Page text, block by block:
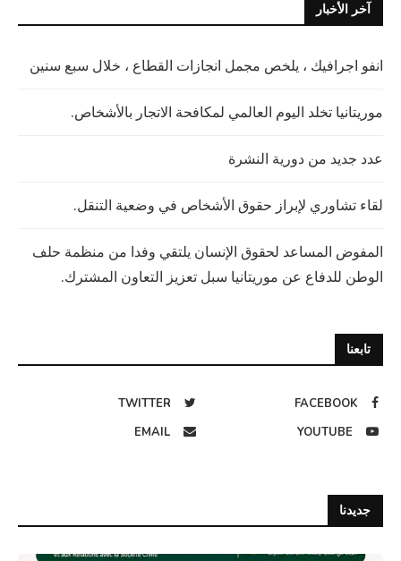
آخر الأخبار
انفو اجرافيك ، يلخص مجمل انجازات القطاع ، خلال سبع سنين
موريتانيا تخلد اليوم العالمي لمكافحة الاتجار بالأشخاص.
عدد جديد من دورية النشرة
لقاء تشاوري لإبراز حقوق الأشخاص في وضعية التنقل.
المفوض المساعد لحقوق الإنسان يلتقي وفدا من منظمة حلف
الوطن للدفاع عن موريتانيا سبل تعزيز التعاون المشترك.
تابعنا
FACEBOOK
TWITTER
YOUTUBE
EMAIL
جديدنا